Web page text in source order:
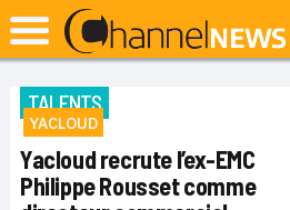
TALENTS
YACLOUD
Yacloud recrute l’ex-EMC
Philippe Rousset comme